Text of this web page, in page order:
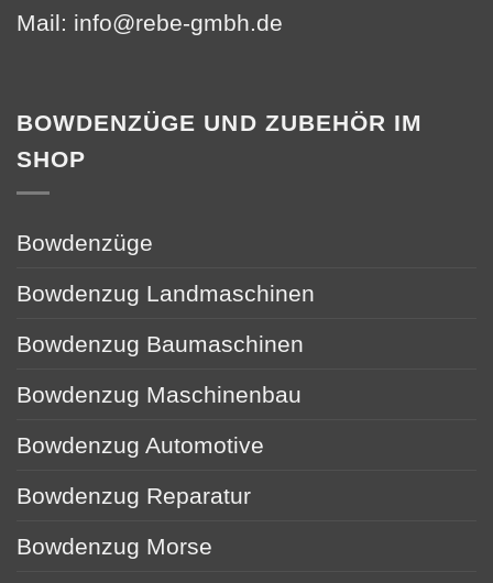
Mail: info@rebe-gmbh.de
BOWDENZÜGE UND ZUBEHÖR IM
SHOP
Bowdenzüge
Bowdenzug Landmaschinen
Bowdenzug Baumaschinen
Bowdenzug Maschinenbau
Bowdenzug Automotive
Bowdenzug Reparatur
Bowdenzug Morse